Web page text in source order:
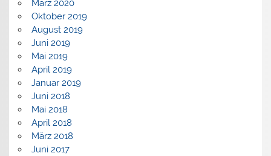
März 2020
Oktober 2019
August 2019
Juni 2019
Mai 2019
April 2019
Januar 2019
Juni 2018
Mai 2018
April 2018
März 2018
Juni 2017